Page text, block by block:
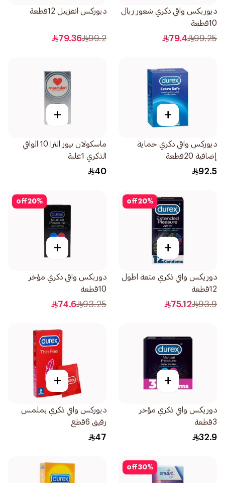
ديوريكس واقي ذكري شعور ريال
10قطعة
99.25
79.4
ديوركس انفزبيل 12قطعة
99.2
79.36
+
ديوركس واقي ذكري حماية
إضافية 20قطعة
92.5
+
ماسكولان بيور الترا 10 الواقي
الذكري 1علبة
40
20%
off
+
دوريكس واقي ذكري متعة اطول
12قطعة
93.9
75.12
20%
off
+
دوريكس واقي ذكري مؤخر
10قطعة
93.25
74.6
+
دوريكس واقي ذكري مؤخر
3قطعة
32.9
+
ديوركس واقي ذكري بملمس
رقيق 6قطع
47
30%
off